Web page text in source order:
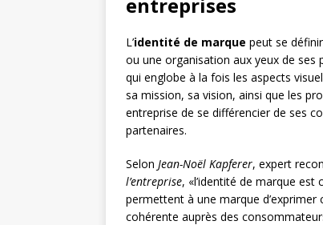
L’identité de marque peut se
ou une organisation aux yeux de ses
qui englobe à la fois les aspects
sa mission, sa vision, ainsi que les
entreprise de se différencier de ses
partenaires.
Selon Jean-Noël Kapferer, expert
l’entreprise, «l’identité de marque
permettent à une marque d’exprimer
cohérente auprès des